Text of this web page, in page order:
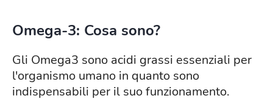
Omega-3: Cosa sono?
Gli Omega3 sono acidi grassi essenziali per
l'organismo umano in quanto sono
indispensabili per il suo funzionamento.